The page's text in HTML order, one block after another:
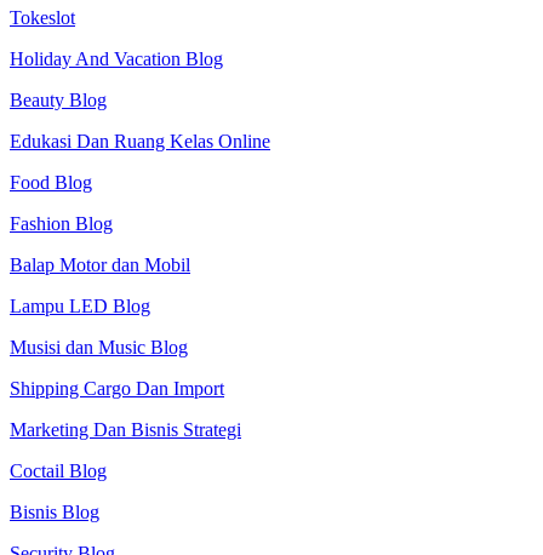
Tokeslot
Holiday And Vacation Blog
Beauty Blog
Edukasi Dan Ruang Kelas Online
Food Blog
Fashion Blog
Balap Motor dan Mobil
Lampu LED Blog
Musisi dan Music Blog
Shipping Cargo Dan Import
Marketing Dan Bisnis Strategi
Coctail Blog
Bisnis Blog